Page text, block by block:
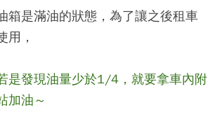
箱是滿油的狀態，為了讓之後租車
用，
是發現油量少於1/4，就要拿車內附
加油～